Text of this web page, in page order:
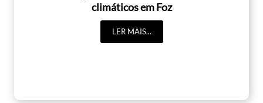
climáticos em Foz
LER MAIS...